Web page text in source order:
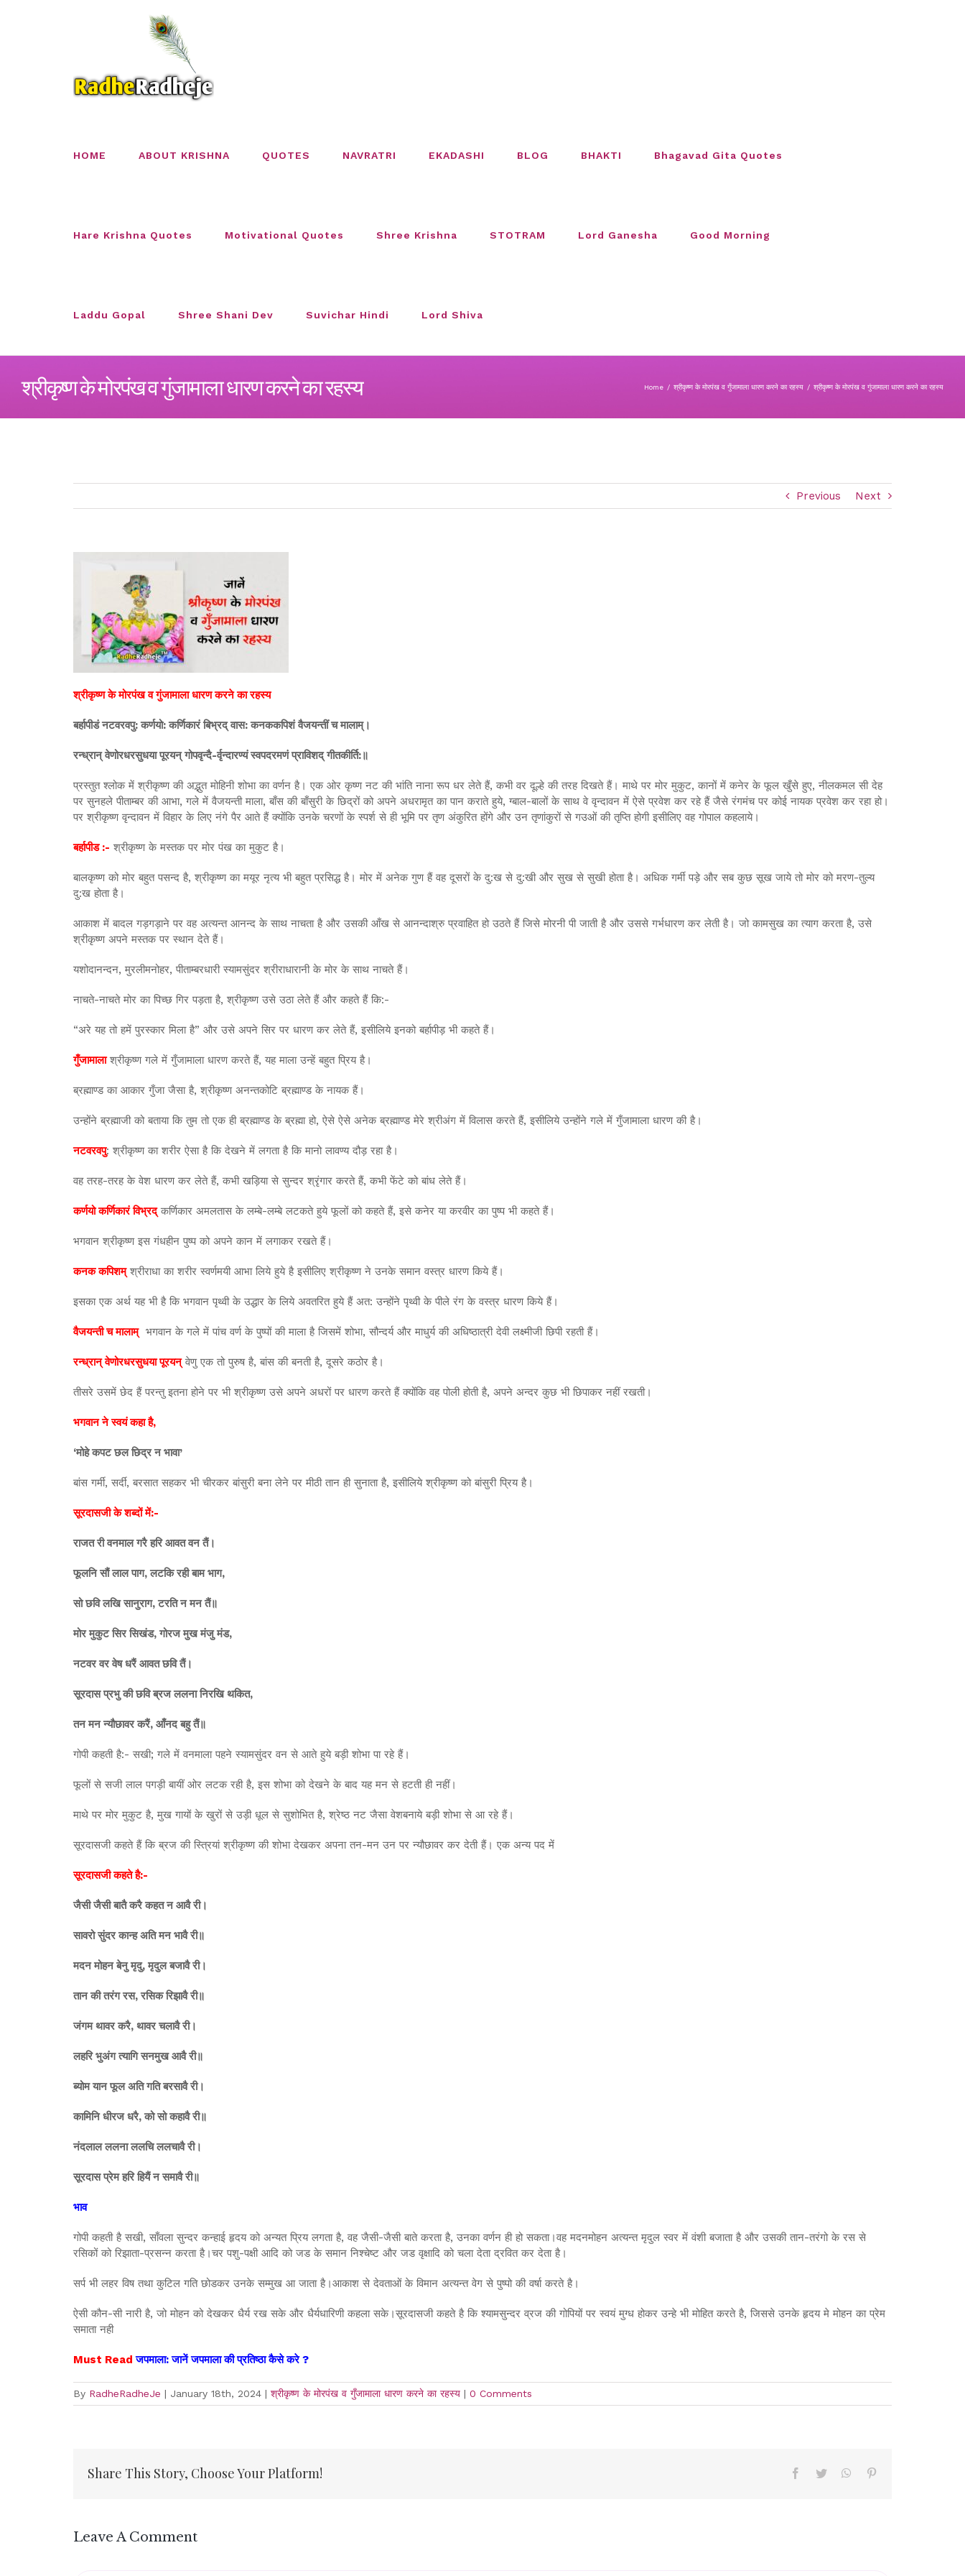
HOME ABOUT KRISHNA QUOTES NAVRATRI EKADASHI BLOG BHAKTI Bhagavad Gita Quotes
Hare Krishna Quotes Motivational Quotes Shree Krishna STOTRAM Lord Ganesha Good Morning
Laddu Gopal Shree Shani Dev Suvichar Hindi Lord Shiva
श्रीकृष्ण के मोरपंख व गुंजामाला धारण करने का रहस्य Home / श्रीकृष्ण के मोरपंख व गुँजामाला धारण करने का रहस्य / श्रीकृष्ण के मोरपंख व गुंजामाला धारण करने का रहस्य
Previous Next
श्रीकृष्ण के मोरपंख व गुंजामाला धारण करने का रहस्य
बर्हापीडं नटवरवपु: कर्णयो: कर्णिकारं बिभ्रद् वास: कनककपिशं वैजयन्तीं च मालाम्।
रन्ध्रान् वेणोरधरसुधया पूरयन् गोपवृन्दै-र्वृन्दारण्यं स्वपदरमणं प्राविशद् गीतकीर्ति:॥
प्रस्तुत श्लोक में श्रीकृष्ण की अद्भुत मोहिनी शोभा का वर्णन है। एक ओर कृष्ण नट की भांति नाना रूप धर लेते हैं, कभी वर दूल्हे की तरह दिखते हैं। माथे पर मोर मुकुट, कानों में कनेर के फूल खुँसे हुए, नीलकमल सी देह
पर सुनहले पीताम्बर की आभा, गले में वैजयन्ती माला, बाँस की बाँसुरी के छिद्रों को अपने अधरामृत का पान कराते हुये, ग्बाल-बालों के साथ वे वृन्दावन में ऐसे प्रवेश कर रहे हैं जैसे रंगमंच पर कोई नायक प्रवेश कर रहा हो।
पर श्रीकृष्ण वृन्दावन में विहार के लिए नंगे पैर आते हैं क्योंकि उनके चरणों के स्पर्श से ही भूमि पर तृण अंकुरित होंगे और उन तृणांकुरों से गउओं की तृप्ति होगी इसीलिए वह गोपाल कहलाये।
बर्हापीड :- श्रीकृष्ण के मस्तक पर मोर पंख का मुकुट है।
बालकृष्ण को मोर बहुत पसन्द है, श्रीकृष्ण का मयूर नृत्य भी बहुत प्रसिद्ध है। मोर में अनेक गुण हैं वह दूसरों के दु:ख से दु:खी और सुख से सुखी होता है। अधिक गर्मी पड़े और सब कुछ सूख जाये तो मोर को मरण-तुल्य
दु:ख होता है।
आकाश में बादल गड़गड़ाने पर वह अत्यन्त आनन्द के साथ नाचता है और उसकी आँख से आनन्दाश्रु प्रवाहित हो उठते हैं जिसे मोरनी पी जाती है और उससे गर्भधारण कर लेती है। जो कामसुख का त्याग करता है, उसे
श्रीकृष्ण अपने मस्तक पर स्थान देते हैं।
यशोदानन्दन, मुरलीमनोहर, पीताम्बरधारी स्यामसुंदर श्रीराधारानी के मोर के साथ नाचते हैं।
नाचते-नाचते मोर का पिच्छ गिर पड़ता है, श्रीकृष्ण उसे उठा लेते हैं और कहते हैं कि:-
“अरे यह तो हमें पुरस्कार मिला है” और उसे अपने सिर पर धारण कर लेते हैं, इसीलिये इनको बर्हापीड़ भी कहते हैं।
गुँजामालाश्रीकृष्ण गले में गुँजामाला धारण करते हैं, यह माला उन्हें बहुत प्रिय है।
ब्रह्माण्ड का आकार गुँजा जैसा है, श्रीकृष्ण अनन्तकोटि ब्रह्माण्ड के नायक हैं।
उन्होंने ब्रह्माजी को बताया कि तुम तो एक ही ब्रह्माण्ड के ब्रह्मा हो, ऐसे ऐसे अनेक ब्रह्माण्ड मेरे श्रीअंग में विलास करते हैं, इसीलिये उन्होंने गले में गुँजामाला धारण की है।
नटवरवपु: श्रीकृष्ण का शरीर ऐसा है कि देखने में लगता है कि मानो लावण्य दौड़ रहा है।
वह तरह-तरह के वेश धारण कर लेते हैं, कभी खड़िया से सुन्दर श्रृंगार करते हैं, कभी फेंटे को बांध लेते हैं।
कर्णयो कर्णिकारं विभ्रद्कर्णिकार अमलतास के लम्बे-लम्बे लटकते हुये फूलों को कहते हैं, इसे कनेर या करवीर का पुष्प भी कहते हैं।
भगवान श्रीकृष्ण इस गंधहीन पुष्प को अपने कान में लगाकर रखते हैं।
कनक कपिशम्श्रीराधा का शरीर स्वर्णमयी आभा लिये हुये है इसीलिए श्रीकृष्ण ने उनके समान वस्त्र धारण किये हैं।
इसका एक अर्थ यह भी है कि भगवान पृथ्वी के उद्धार के लिये अवतरित हुये हैं अत: उन्होंने पृथ्वी के पीले रंग के वस्त्र धारण किये हैं।
वैजयन्ती च मालाम्भगवान के गले में पांच वर्ण के पुष्पों की माला है जिसमें शोभा, सौन्दर्य और माधुर्य की अधिष्ठात्री देवी लक्ष्मीजी छिपी रहती हैं।
रन्ध्रान् वेणोरधरसुधया पूरयन् वेणु एक तो पुरुष है, बांस की बनती है, दूसरे कठोर है।
तीसरे उसमें छेद हैं परन्तु इतना होने पर भी श्रीकृष्ण उसे अपने अधरों पर धारण करते हैं क्योंकि वह पोली होती है, अपने अन्दर कुछ भी छिपाकर नहीं रखती।
भगवान ने स्वयं कहा है,
‘मोहे कपट छल छिद्र न भावा’
बांस गर्मी, सर्दी, बरसात सहकर भी चीरकर बांसुरी बना लेने पर मीठी तान ही सुनाता है, इसीलिये श्रीकृष्ण को बांसुरी प्रिय है।
सूरदासजी के शब्दों में:-
राजत री वनमाल गरै हरि आवत वन तैं।
फूलनि सौं लाल पाग, लटकि रही बाम भाग,
सो छवि लखि सानुराग, टरति न मन तैं॥
मोर मुकुट सिर सिखंड, गोरज मुख मंजु मंड,
नटवर वर वेष धरैं आवत छवि तैं।
सूरदास प्रभु की छवि ब्रज ललना निरखि थकित,
तन मन न्यौछावर करैं, आँनद बहु तैं॥
गोपी कहती है:- सखी; गले में वनमाला पहने स्यामसुंदर वन से आते हुये बड़ी शोभा पा रहे हैं।
फूलों से सजी लाल पगड़ी बायीं ओर लटक रही है, इस शोभा को देखने के बाद यह मन से हटती ही नहीं।
माथे पर मोर मुकुट है, मुख गायों के खुरों से उड़ी धूल से सुशोभित है, श्रेष्ठ नट जैसा वेशबनाये बड़ी शोभा से आ रहे हैं।
सूरदासजी कहते हैं कि ब्रज की स्त्रियां श्रीकृष्ण की शोभा देखकर अपना तन-मन उन पर न्यौछावर कर देती हैं। एक अन्य पद में
सूरदासजी कहते है:-
जैसी जैसी बातै करै कहत न आवै री।
सावरो सुंदर कान्ह अति मन भावै री॥
मदन मोहन बेनु मृदु, मृदुल बजावै री।
तान की तरंग रस, रसिक रिझावै री॥
जंगम थावर करै, थावर चलावै री।
लहरि भुअंग त्यागि सनमुख आवै री॥
ब्योम यान फूल अति गति बरसावै री।
कामिनि धीरज धरै, को सो कहावै री॥
नंदलाल ललना ललचि ललचावै री।
सूरदास प्रेम हरि हियैं न समावै री॥
भाव
गोपी कहती है सखी, साँवला सुन्दर कन्हाई हृदय को अन्यत प्रिय लगता है, वह जैसी-जैसी बाते करता है, उनका वर्णन ही हो सकता।वह मदनमोहन अत्यन्त मृदुल स्वर में वंशी बजाता है और उसकी तान-तरंगो के रस से
रसिकों को रिझाता-प्रसन्न करता है।चर पशु-पक्षी आदि को जड के समान निश्चेष्ट और जड वृक्षादि को चला देता द्रवित कर देता है।
सर्प भी लहर विष तथा कुटिल गति छोडकर उनके सम्मुख आ जाता है।आकाश से देवताओं के विमान अत्यन्त वेग से पुष्पो की वर्षा करते है।
ऐसी कौन-सी नारी है, जो मोहन को देखकर धैर्य रख सके और धैर्यधारिणी कहला सके।सूरदासजी कहते है कि श्यामसुन्दर व्रज की गोपियों पर स्वयं मुग्ध होकर उन्हे भी मोहित करते है, जिससे उनके हृदय मे मोहन का प्रेम
समाता नही
Must Readजपमाला: जानें जपमाला की प्रतिष्ठा कैसे करे ?
By RadheRadheJe | January 18th, 2024 | श्रीकृष्ण के मोरपंख व गुँजामाला धारण करने का रहस्य | 0 Comments
Share This Story, Choose Your Platform! Facebook
Twitter WhatsApp
Leave A Comment